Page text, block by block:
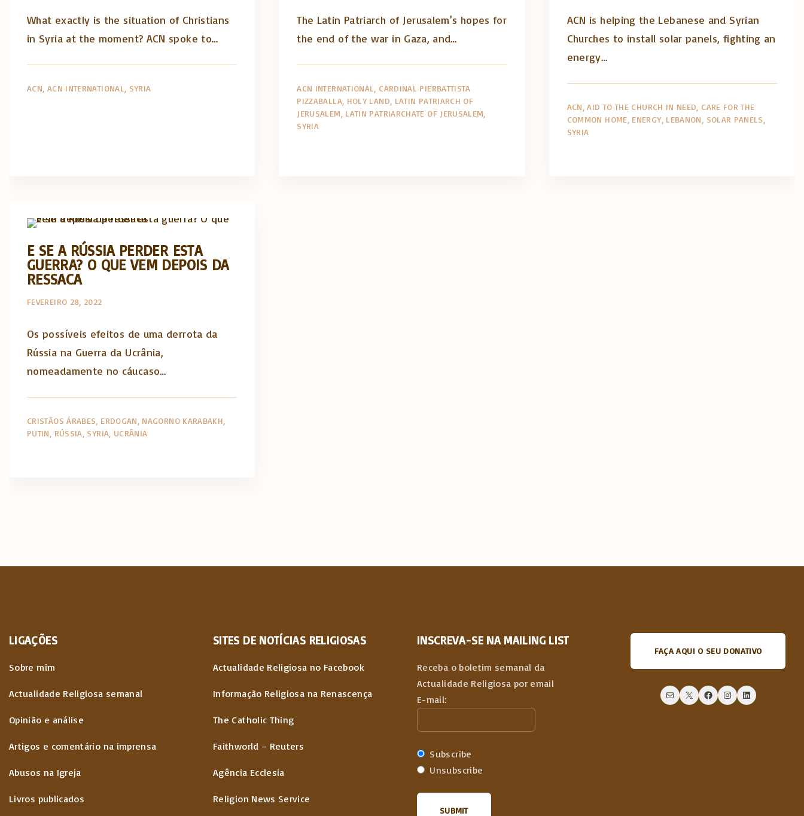
What exactly is the situation of Christians
in Syria at the moment? ACN spoke to…
ACN ACN INTERNATIONAL SYRIA
The Latin Patriarch of Jerusalem's hopes for
the end of the war in Gaza, and…
ACN INTERNATIONAL CARDINAL PIERBATTISTA
PIZZABALLA HOLY LAND LATIN PATRIARCH OF
JERUSALEM LATIN PATRIARCHATE OF JERUSALEM
SYRIA
ACN is helping the Lebanese and Syrian
Churches to install solar panels, fighting an
energy…
ACN AID TO THE CHURCH IN NEED CARE FOR THE
COMMON HOME ENERGY LEBANON
SOLAR PANELS
SYRIA
E SE A RÚSSIA PERDER ESTA
GUERRA? O QUE VEM DEPOIS DA
RESSACA
FEVEREIRO 28, 2022
Os possíveis efeitos de uma derrota da
Rússia na Guerra da Ucrânia,
nomeadamente no cáucaso…
CRISTÃOS ÁRABES ERDOGAN NAGORNO KARABAKH
PUTIN
RÚSSIA SYRIA UCRÂNIA
LIGAÇÕES
Sobre mim
Actualidade Religiosa semanal
Opinião e análise
Artigos e comentário na imprensa
Abusos na Igreja
Livros publicados
SITES DE NOTÍCIAS RELIGIOSAS
Actualidade Religiosa no Facebook
Informação Religiosa na Renascença
The Catholic Thing
Faithworld – Reuters
Agência Ecclesia
Religion News Service
INSCREVA-SE NA MAILING LIST
Receba o boletim semanal da
Actualidade Religiosa por email
E-mail:
Subscribe
Unsubscribe
FAÇA AQUI O SEU DONATIVO
Mail X Facebook Instagram LinkedIn